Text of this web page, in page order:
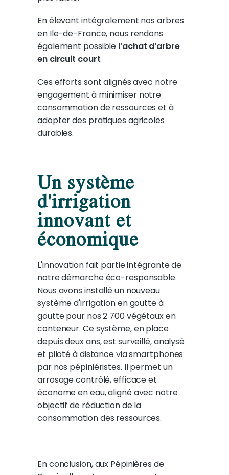
En élevant intégralement nos arbres
en Ile-de-France, nous rendons
également possible l’achat d’arbre
en circuit court.
Ces efforts sont alignés avec notre
engagement à minimiser notre
consommation de ressources et à
adopter des pratiques agricoles
durables.
Un système
d'irrigation
innovant et
économique
L'innovation fait partie intégrante de
notre démarche éco-responsable.
Nous avons installé un nouveau
système d'irrigation en goutte à
goutte pour nos 2 700 végétaux en
conteneur. Ce système, en place
depuis deux ans, est surveillé, analysé
et piloté à distance via smartphones
par nos pépiniéristes. Il permet un
arrosage contrôlé, efficace et
économe en eau, aligné avec notre
objectif de réduction de la
consommation des ressources.
En conclusion, aux Pépinières de